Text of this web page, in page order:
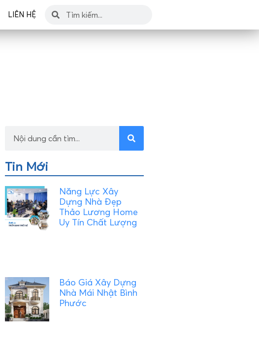
LIÊN HỆ
Tin Mới
Năng Lực Xây
Dựng Nhà Đẹp
Thảo Lương Home
Uy Tín Chất Lượng
Báo Giá Xây Dựng
Nhà Mái Nhật Bình
Phước